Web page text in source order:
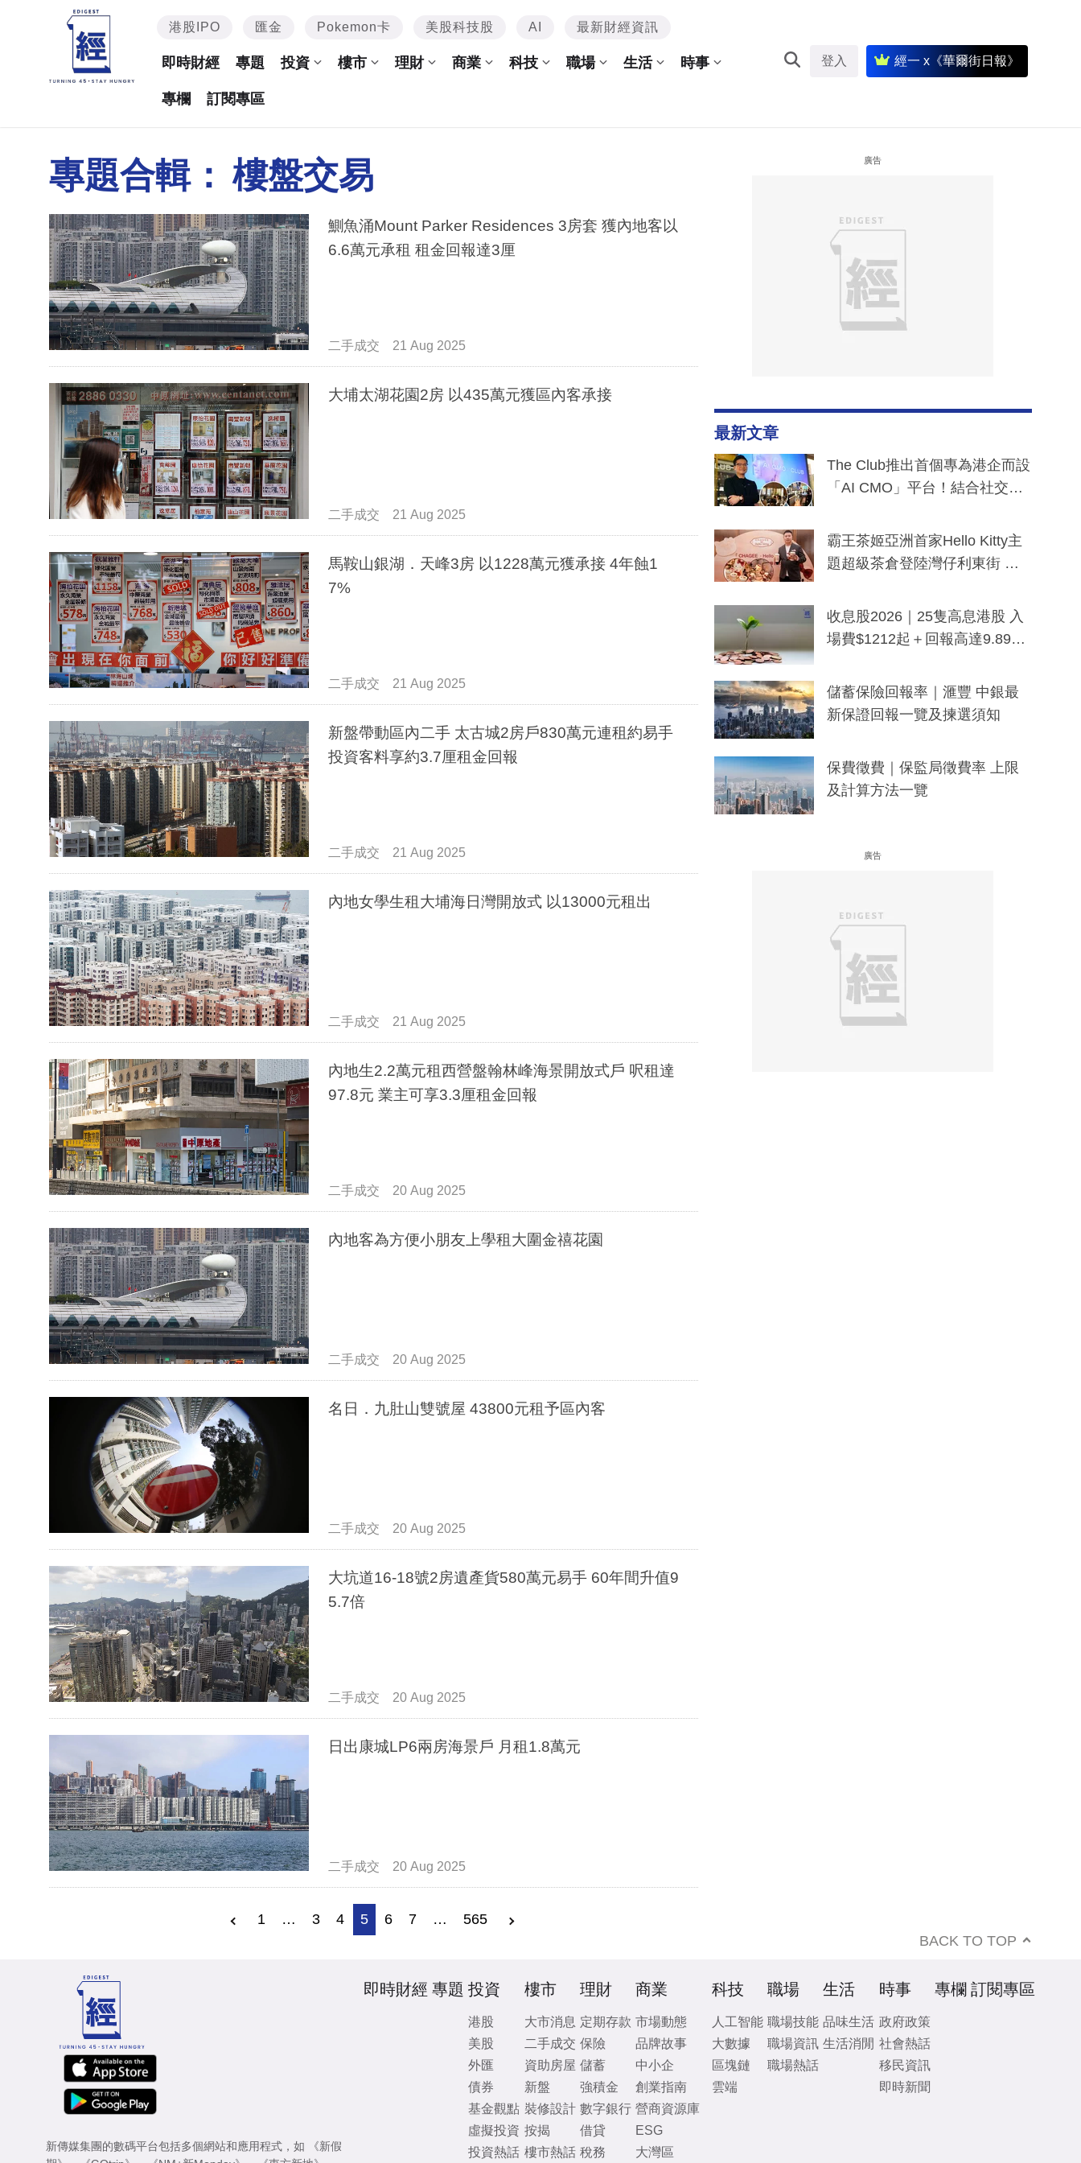
港股IPO 匯金 Pokemon卡 美股科技股 AI 最新財經資訊
即時財經 專題 投資 樓市 理財 商業 科技 職場 生活 時事
專欄 訂閱專區
登入 經一 x《華爾街日報》
專題合輯： 樓盤交易
鰂魚涌Mount Parker Residences 3房套 獲內地客以
6.6萬元承租 租金回報達3厘
二手成交 21 Aug 2025
大埔太湖花園2房 以435萬元獲區內客承接
二手成交 21 Aug 2025
馬鞍山銀湖．天峰3房 以1228萬元獲承接 4年蝕1
7%
二手成交 21 Aug 2025
新盤帶動區內二手 太古城2房戶830萬元連租約易手
投資客料享約3.7厘租金回報
二手成交 21 Aug 2025
內地女學生租大埔海日灣開放式 以13000元租出
二手成交 21 Aug 2025
內地生2.2萬元租西營盤翰林峰海景開放式戶 呎租達
97.8元 業主可享3.3厘租金回報
二手成交 20 Aug 2025
內地客為方便小朋友上學租大圍金禧花園
二手成交 20 Aug 2025
名日．九肚山雙號屋 43800元租予區內客
二手成交 20 Aug 2025
大坑道16-18號2房遺產貨580萬元易手 60年間升值9
5.7倍
二手成交 20 Aug 2025
日出康城LP6兩房海景戶 月租1.8萬元
二手成交 20 Aug 2025
1 … 3 4 5 6 7 … 565
廣告
最新文章
The Club推出首個專為港企而設
「AI CMO」平台！結合社交聆
分鐘生成「貼地」宣傳短片
霸王茶姬亞洲首家Hello Kitty主
題超級茶倉登陸灣仔利東街 推
y及香港限定特調系列
收息股2026｜25隻高息港股 入
場費$1212起＋回報高達9.89
儲蓄保險回報率｜滙豐 中銀最
新保證回報一覽及揀選須知
保費徵費｜保監局徵費率 上限
及計算方法一覽
廣告
BACK TO TOP
新傳媒集團的數碼平台包括多個網站和應用程式，如
《新假
即時財經 專題 投資
港股
美股
外匯
債券
基金觀點
虛擬投資
投資熱話
樓市
大市消息
二手成交
資助房屋
新盤
裝修設計
按揭
樓市熱話
理財
定期存款
保險
儲蓄
強積金
數字銀行
借貸
稅務
商業
市場動態
品牌故事
中小企
創業指南
營商資源庫
ESG
大灣區
科技
人工智能
大數據
區塊鏈
雲端
職場
職場技能
職場資訊
職場熱話
生活
品味生活
生活消閒
時事
政府政策
社會熱話
移民資訊
即時新聞
專欄 訂閱專區